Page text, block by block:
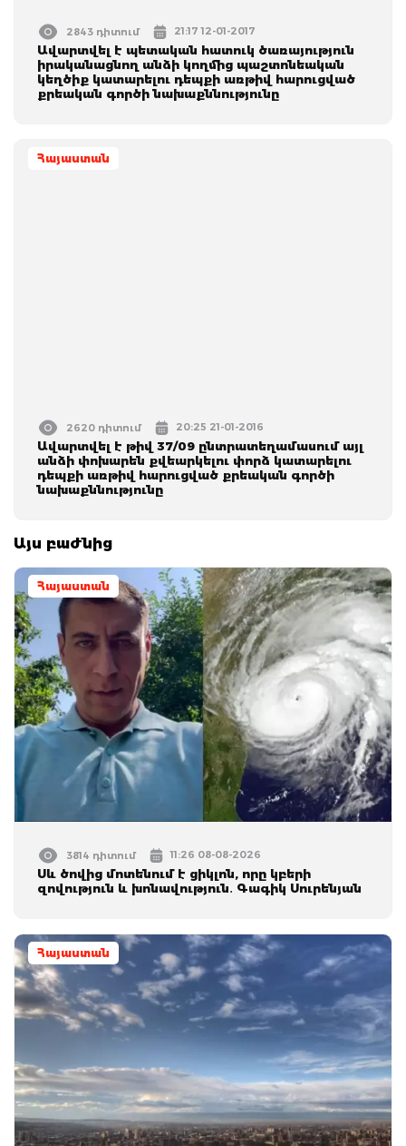
2843 դիտում 21:17 12-01-2017
Ավարտվել է պետական հատուկ ծառայություն
իրականացնող անձի կողմից պաշտոնեական
կեղծիք կատարելու դեպքի առթիվ հարուցված
քրեական գործի նախաքննությունը
Հայաստան
2620 դիտում 20:25 21-01-2016
Ավարտվել է թիվ 37/09 ընտրատեղամասում այլ
անձի փոխարեն քվեարկելու փորձ կատարելու
դեպքի առթիվ հարուցված քրեական գործի
նախաքննությունը
Այս բաժնից
Հայաստան
3814 դիտում 11:26 08-08-2026
Սև ծովից մոտենում է ցիկլոն, որը կբերի
զովություն և խոնավություն․ Գագիկ Սուրենյան
Հայաստան